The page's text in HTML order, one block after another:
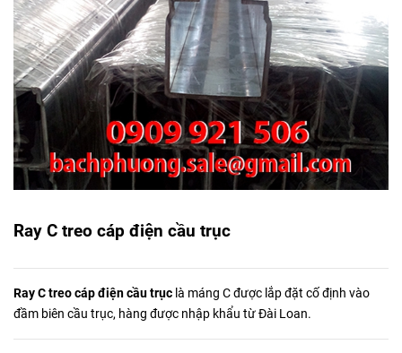
Ray C treo cáp điện cầu trục
Ray C treo cáp điện cầu trục là máng C được lắp đặt cố định vào
đầm biên cầu trục, hàng được nhập khẩu từ Đài Loan.